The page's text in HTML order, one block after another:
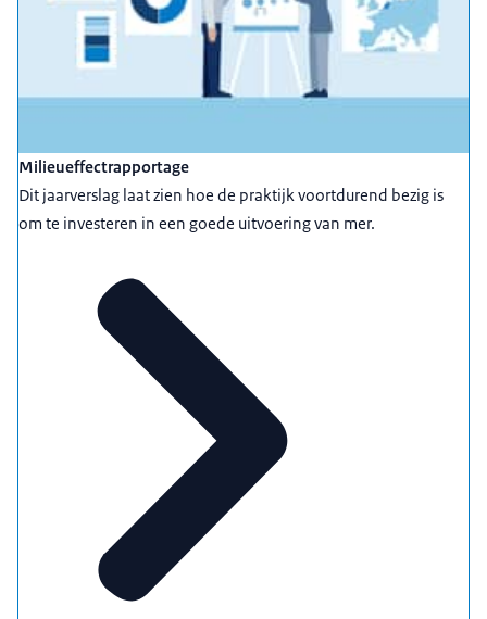
Milieueffectrapportage
Dit jaarverslag laat zien hoe de praktijk voortdurend bezig is
om te investeren in een goede uitvoering van mer.